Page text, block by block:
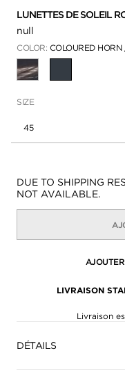
LUNETTES DE SOLEIL
null
COLOR: COLOURED
SIZE
45
Disponibilité:
DUE TO SHIPPING
NOT AVAILABLE.
LIVRAISON
Livraison
DÉTAILS